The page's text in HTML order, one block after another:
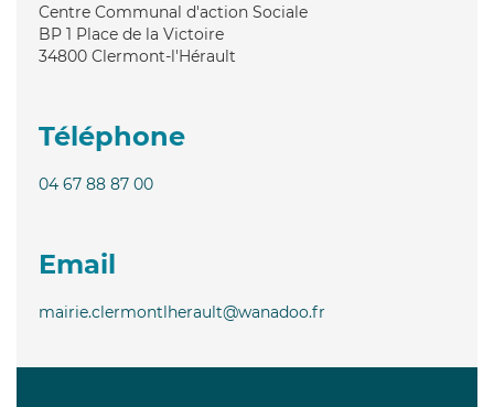
Centre Communal d'action Sociale
BP 1 Place de la Victoire
34800 Clermont-l'Hérault
Téléphone
04 67 88 87 00
Email
mairie.clermontlherault@wanadoo.fr